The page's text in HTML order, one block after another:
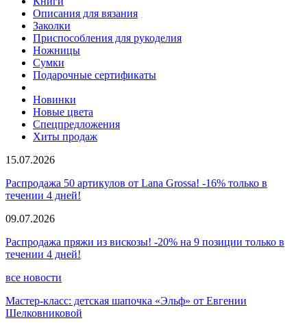
Описания для вязания
Заколки
Приспособления для рукоделия
Ножницы
Сумки
Подарочные сертификаты
Новинки
Новые цвета
Спецпредложения
Хиты продаж
15.07.2026
Распродажа 50 артикулов от Lana Grossa! -16% только в
течении 4 дней!
09.07.2026
Распродажа пряжи из вискозы! -20% на 9 позиции только в
течении 4 дней!
все новости
Мастер-класс: детская шапочка «Эльф» от Евгении
Шелковниковой